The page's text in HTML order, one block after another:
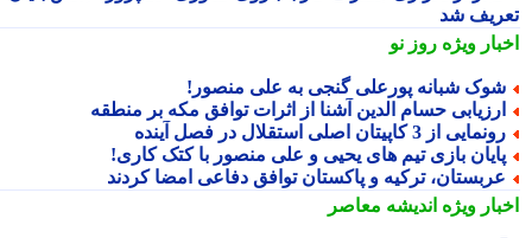
شد
ویژهروز نو
شبانه پورعلی گنجی به علی منصور!
حسام الدین آشنا از اثرات توافق مکه بر منطقه
از 3 کاپیتان اصلی استقلال در فصل آینده
بازی تیم های یحیی و علی منصور با کتک کاری!
ترکیه و پاکستان توافق دفاعی امضا کردند
ویژهاندیشه معاصر